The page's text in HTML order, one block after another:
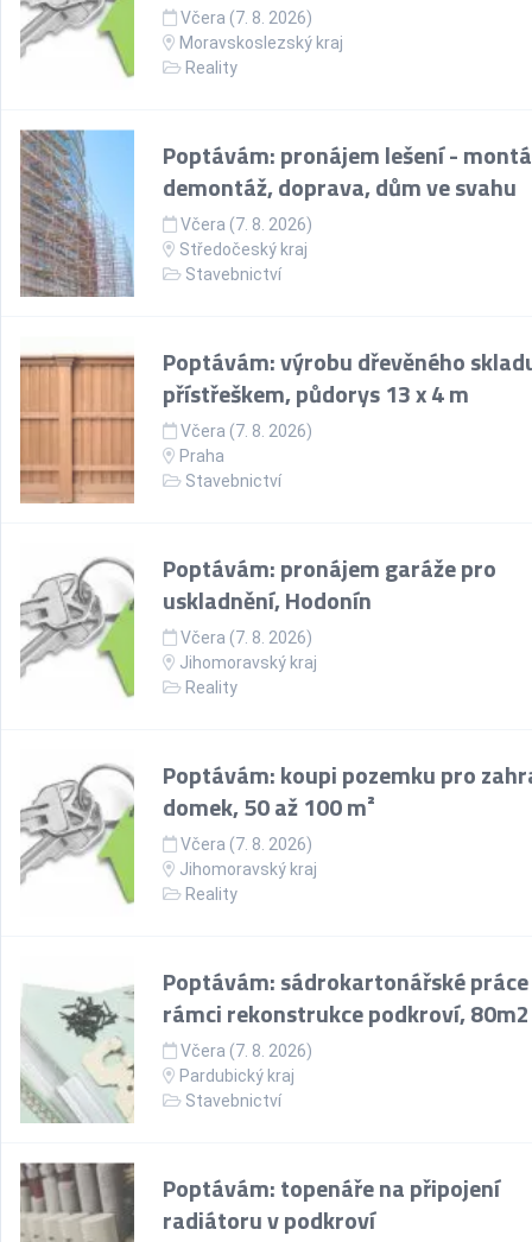
Včera (7. 8. 2026)
Moravskoslezský kraj
Reality
Poptávám: pronájem lešení -
demontáž, doprava, dům ve svahu
Včera (7. 8. 2026)
Středočeský kraj
Stavebnictví
Poptávám: výrobu dřevěného
přístřeškem, půdorys 13 x 4 m
Včera (7. 8. 2026)
Praha
Stavebnictví
Poptávám: pronájem garáže pro
uskladnění, Hodonín
Včera (7. 8. 2026)
Jihomoravský kraj
Reality
Poptávám: koupi pozemku pro
domek, 50 až 100 m²
Včera (7. 8. 2026)
Jihomoravský kraj
Reality
Poptávám: sádrokartonářské
rámci rekonstrukce podkroví, 80m2
Včera (7. 8. 2026)
Pardubický kraj
Stavebnictví
Poptávám: topenáře na připojení
radiátoru v podkroví